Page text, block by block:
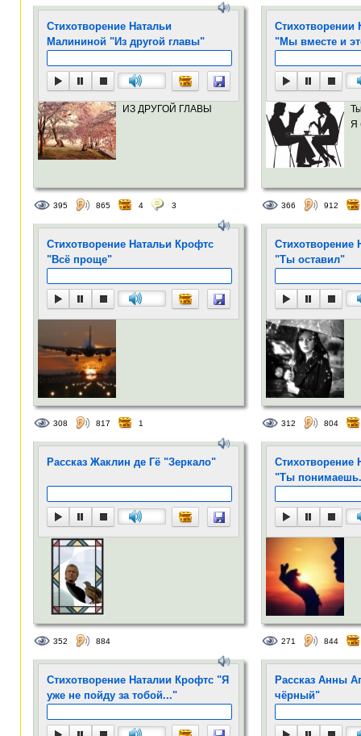
Стихотворение Натальи
Малининой "Из другой главы"
ИЗ ДРУГОЙ ГЛАВЫ
395 865 4 3
Стихотворении
"Мы вместе и
Я
366 912
Стихотворение Натальи Крофтс
"Всё проще"
308 817 1
Стихотворение
"Ты оставил"
312 804
Рассказ Жаклин де Гё "Зеркало"
352 884
Стихотворение
"Ты
271 844
Стихотворение Наталии Крофтс "Я
уже не пойду за тобой..."
Рассказ Анны
чёрный"